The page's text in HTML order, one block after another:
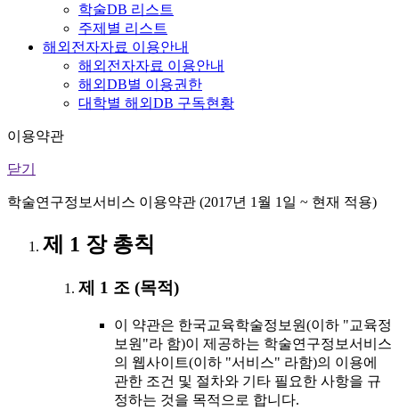
학술DB 리스트
주제별 리스트
해외전자자료 이용안내
해외전자자료 이용안내
해외DB별 이용권한
대학별 해외DB 구독현황
이용약관
닫기
학술연구정보서비스 이용약관 (2017년 1월 1일 ~ 현재 적용)
제 1 장 총칙
제 1 조 (목적)
이 약관은 한국교육학술정보원(이하 "교육정
보원"라 함)이 제공하는 학술연구정보서비스
의 웹사이트(이하 "서비스" 라함)의 이용에
관한 조건 및 절차와 기타 필요한 사항을 규
정하는 것을 목적으로 합니다.